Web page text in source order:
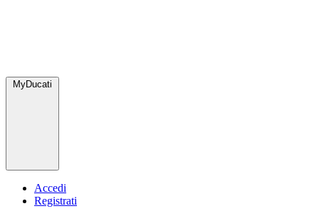
MyDucati
Accedi
Registrati